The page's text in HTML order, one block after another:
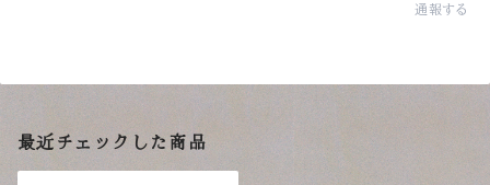
通報する
最近チェックした商品